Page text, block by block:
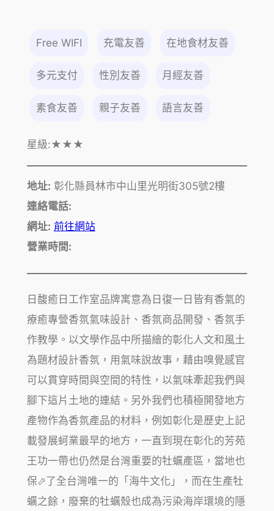
Free WIFI 充電友善 在地食材友善
多元支付 性別友善 月經友善
素食友善 親子友善 語言友善
星級:★★★
地址: 彰化縣員林市中山里光明街305號2樓
連絡電話:
網址: 前往網站
營業時間:
日馥癒日工作室品牌寓意為日復一日皆有香氣的
療癒專營香氛氣味設計、香氛商品開發、香氛手
作教學。以文學作品中所描繪的彰化人文和風土
為題材設計香氛，用氣味說故事，藉由嗅覺感官
可以貫穿時間與空間的特性，以氣味牽起我們與
腳下這片土地的連結。另外我們也積極開發地方
產物作為香氛產品的材料，例如彰化是歷史上記
載發展蚵業最早的地方，一直到現在彰化的芳苑
王功一帶也仍然是台灣重要的牡蠣產區，當地也
保⬀了全台灣唯一的「海牛文化」，而在生產牡
蠣之餘，廢棄的牡蠣殼也成為污染海岸環境的隱